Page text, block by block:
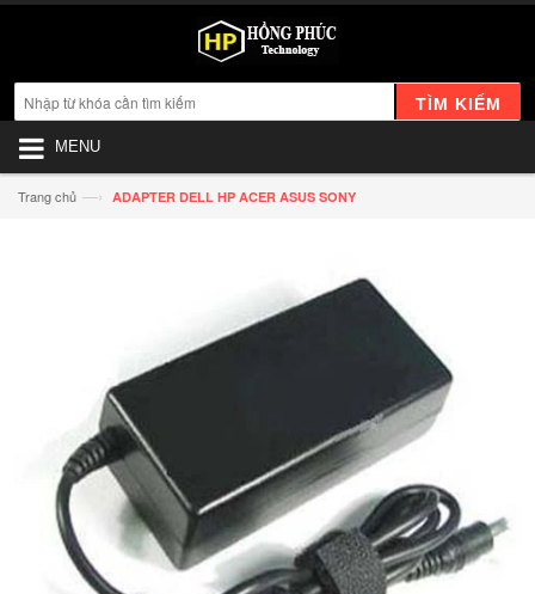
TÌM KIẾM
MENU
Trang chủ —› ADAPTER DELL HP ACER ASUS SONY